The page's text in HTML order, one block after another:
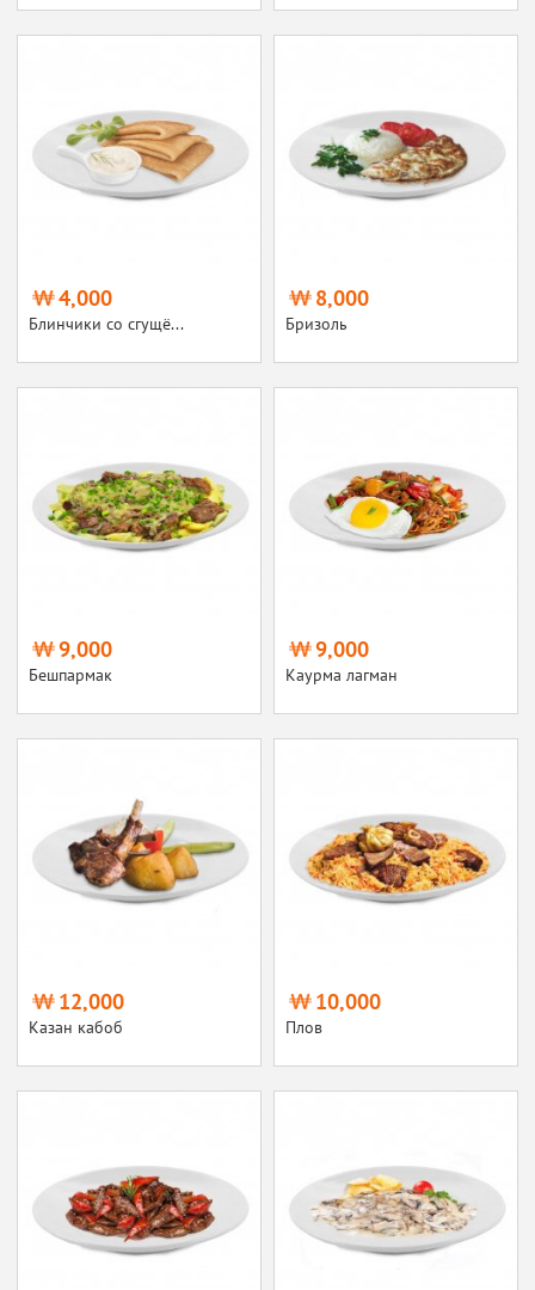
4,000
Блинчики со сгущё...
8,000
Бризоль
9,000
Бешпармак
9,000
Каурма лагман
12,000
Казан кабоб
10,000
Плов